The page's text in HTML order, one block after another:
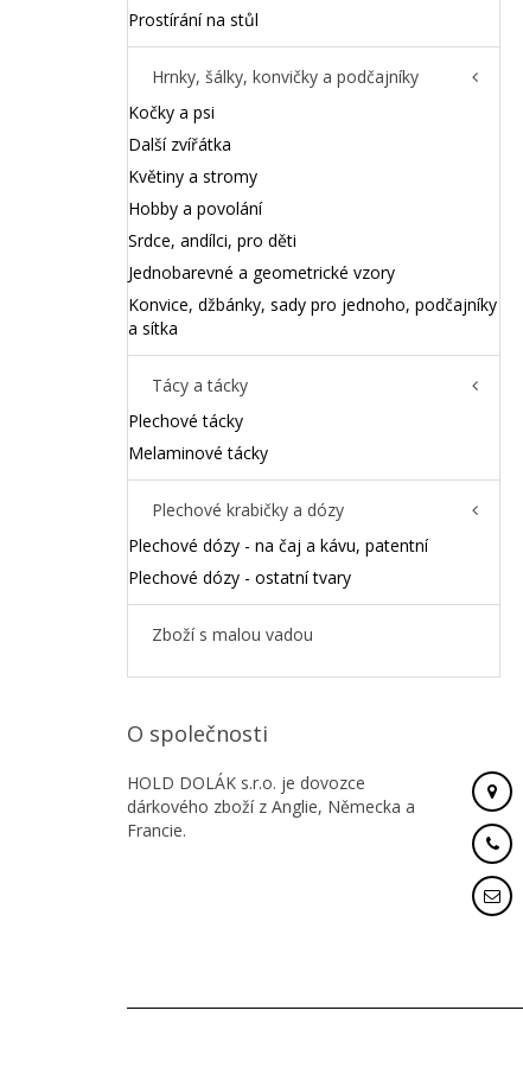
Prostírání na stůl
Hrnky, šálky, konvičky a podčajníky
Kočky a psi
Další zvířátka
Květiny a stromy
Hobby a povolání
Srdce, andílci, pro děti
Jednobarevné a geometrické vzory
Konvice, džbánky, sady pro jednoho, podčajníky
a sítka
Tácy a tácky
Plechové tácky
Melaminové tácky
Plechové krabičky a dózy
Plechové dózy - na čaj a kávu, patentní
Plechové dózy - ostatní tvary
Zboží s malou vadou
O společnosti
HOLD DOLÁK s.r.o. je dovozce
dárkového zboží z Anglie, Německa a
Francie.